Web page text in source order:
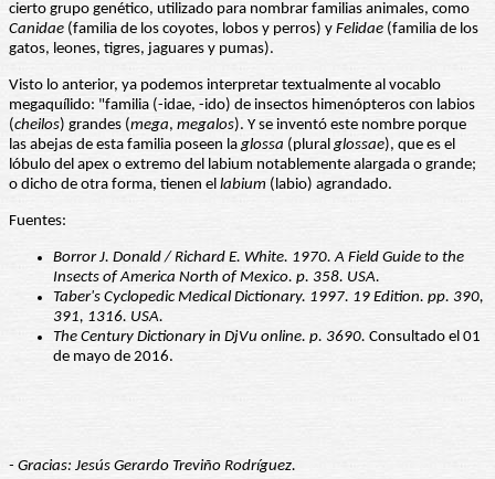
cierto grupo genético, utilizado para nombrar familias animales, como
Canidae (familia de los coyotes, lobos y perros) y Felidae (familia de los
gatos, leones, tigres, jaguares y pumas).
Visto lo anterior, ya podemos interpretar textualmente al vocablo
megaquílido: "familia (-idae, -ido) de insectos himenópteros con labios
(cheilos) grandes (mega, megalos). Y se inventó este nombre porque
las abejas de esta familia poseen laglossa (pluralglossae), que es el
lóbulo del apex o extremo del labium notablemente alargada o grande;
o dicho de otra forma, tienen el labium (labio) agrandado.
Fuentes:
Borror J. Donald / Richard E. White. 1970. A Field Guide to the
Insects of America North of Mexico. p. 358. USA.
Taber's Cyclopedic Medical Dictionary. 1997. 19 Edition. pp. 390,
391, 1316. USA.
The Century Dictionary in DjVu online. p. 3690. Consultado el 01
de mayo de 2016.
- Gracias: Jesús Gerardo Treviño Rodríguez.